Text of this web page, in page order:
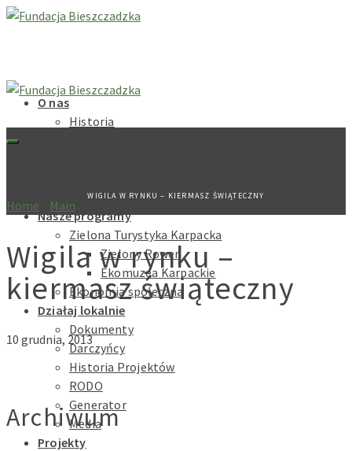
O nas
Historia
Rada
Nasze programy
Zielona Turystyka Karpacka
Zielony Rower
Ekomuzea Karpackie
Ekonomia społeczna
Działaj lokalnie
Dokumenty
Darczyńcy
Historia Projektów
RODO
Generator
Media
Projekty
WIGILA W RYNKU – KIERMASZ ŚWIĄTECZNY
Home Main Wigila w rynku – kiermasz świąteczny
Wigila w rynku –
kiermasz świąteczny
10 grudnia, 2013
Archiwum